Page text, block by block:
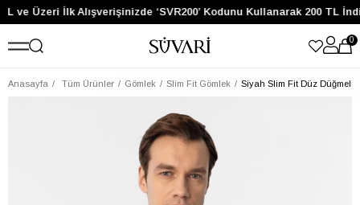
ve Üzeri İlk Alışverişinizde ‘SVR200’ Kodunu Kullanarak 200 TL
0
Anasayfa Tüm Ürünler Gömlek Slim Fit Gömlek Siyah Slim Fit Düz Düğmeli